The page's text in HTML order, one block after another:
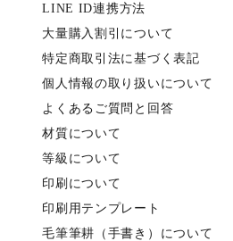
LINE ID連携方法
大量購入割引について
特定商取引法に基づく表記
個人情報の取り扱いについて
よくあるご質問と回答
材質について
等級について
印刷について
印刷用テンプレート
毛筆筆耕（手書き）について